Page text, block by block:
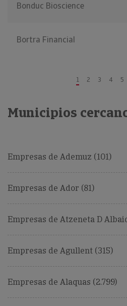
Bonduc Bioscience
Bortra Financial
1 2 3 4 5
Municipios
Empresas de Ademuz (101)
Empresas de Ador (81)
Empresas de Atzeneta D
Empresas de Agullent (315)
Empresas de Alaquas (2.799)